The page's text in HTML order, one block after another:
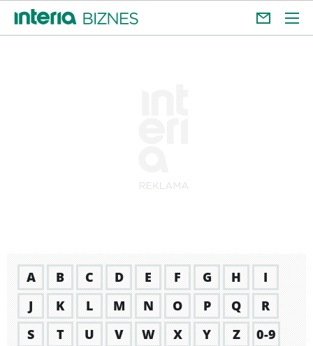
A B C D E F G H
I
J
K L M N O P Q
R
S
T U V W X Y Z
0-9